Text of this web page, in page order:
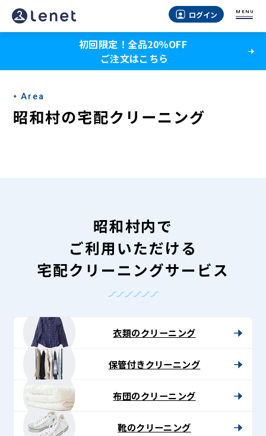
昭
和
の
宅
配
ト〉
ログイン MENU
初回限定！全品20％OFF
ご注文はこちら
Area
昭和村の宅配クリーニング
昭和村内で
ご利用いただける
宅配クリーニングサービス
衣類のクリーニング
保管付きクリーニング
布団のクリーニング
靴のクリーニング